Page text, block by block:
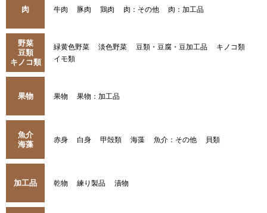
肉 牛肉 豚肉 鶏肉 肉：その他 肉：加工品
野菜
豆類
キノコ類
緑黄色野菜 淡色野菜 豆類・豆腐・豆加工品
キノコ類
イモ類
果物 果物 果物：加工品
魚介
海藻
赤身 白身 甲殻類 海藻 魚介：その他 貝類
加工品 乾物 練り製品 漬物